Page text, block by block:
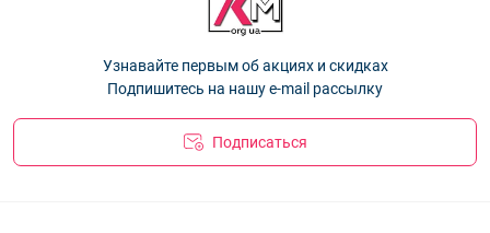
— 32.40 ₴
Перчатки детские Оптом с начёсом для девочек 9-13 лет
"Lovely" Корона E0888 L— 48.60 ₴
Узнавайте первым об акциях и скидках
Подпишитесь на нашу e-mail рассылку
Подписаться